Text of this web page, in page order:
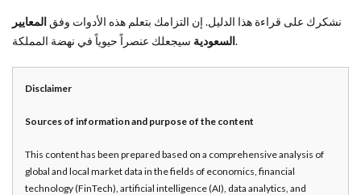
نشكرك على قراءة هذا الدليل. إن التزامك بتعلم هذه الأدوات وفق المعايير
السعوديةسيجعلك عنصراً حيوياً في نهضة المملكة.
Disclaimer
Sources of information and purpose of the content
This content has been prepared based on a comprehensive analysis of
global and local market data in the fields of economics, financial
technology (FinTech), artificial intelligence (AI), data analytics, and